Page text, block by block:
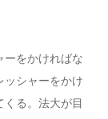
ーをかければな
ッシャーをかけ
る。法大が目